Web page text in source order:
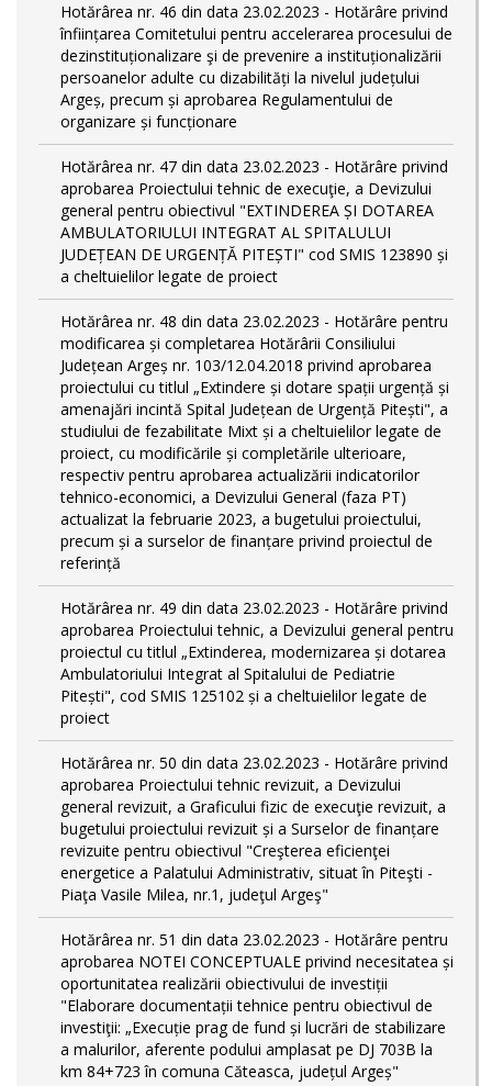
Hotărârea nr. 46 din data 23.02.2023 - Hotărâre privind
înființarea Comitetului pentru accelerarea procesului de
dezinstituționalizare şi de prevenire a instituționalizării
persoanelor adulte cu dizabilități la nivelul județului
Argeș, precum și aprobarea Regulamentului de
organizare și funcționare
Hotărârea nr. 47 din data 23.02.2023 - Hotărâre privind
aprobarea Proiectului tehnic de execuţie, a Devizului
general pentru obiectivul "EXTINDEREA ȘI DOTAREA
AMBULATORIULUI INTEGRAT AL SPITALULUI
JUDEȚEAN DE URGENȚĂ PITEȘTI" cod SMIS 123890 și
a cheltuielilor legate de proiect
Hotărârea nr. 48 din data 23.02.2023 - Hotărâre pentru
modificarea și completarea Hotărârii Consiliului
Județean Argeș nr. 103/12.04.2018 privind aprobarea
proiectului cu titlul „Extindere și dotare spații urgență și
amenajări incintă Spital Județean de Urgență Pitești", a
studiului de fezabilitate Mixt și a cheltuielilor legate de
proiect, cu modificările și completările ulterioare,
respectiv pentru aprobarea actualizării indicatorilor
tehnico-economici, a Devizului General (faza PT)
actualizat la februarie 2023, a bugetului proiectului,
precum și a surselor de finanțare privind proiectul de
referință
Hotărârea nr. 49 din data 23.02.2023 - Hotărâre privind
aprobarea Proiectului tehnic, a Devizului general pentru
proiectul cu titlul „Extinderea, modernizarea și dotarea
Ambulatoriului Integrat al Spitalului de Pediatrie
Pitești", cod SMIS 125102 și a cheltuielilor legate de
proiect
Hotărârea nr. 50 din data 23.02.2023 - Hotărâre privind
aprobarea Proiectului tehnic revizuit, a Devizului
general revizuit, a Graficului fizic de execuţie revizuit, a
bugetului proiectului revizuit și a Surselor de finanțare
revizuite pentru obiectivul "Creşterea eficienţei
energetice a Palatului Administrativ, situat în Piteşti -
Piaţa Vasile Milea, nr.1, judeţul Argeş"
Hotărârea nr. 51 din data 23.02.2023 - Hotărâre pentru
aprobarea NOTEI CONCEPTUALE privind necesitatea și
oportunitatea realizării obiectivului de investiții
"Elaborare documentații tehnice pentru obiectivul de
investiţii: „Execuție prag de fund și lucrări de stabilizare
a malurilor, aferente podului amplasat pe DJ 703B la
km 84+723 în comuna Căteasca, județul Argeș"